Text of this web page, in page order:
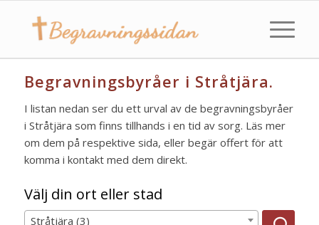
Begravningsbyråer i Stråtjära.
I listan nedan ser du ett urval av de begravningsbyråer
i Stråtjära som finns tillhands i en tid av sorg. Läs mer
om dem på respektive sida, eller begär offert för att
komma i kontakt med dem direkt.
Välj din ort eller stad
Stråtjära (3)